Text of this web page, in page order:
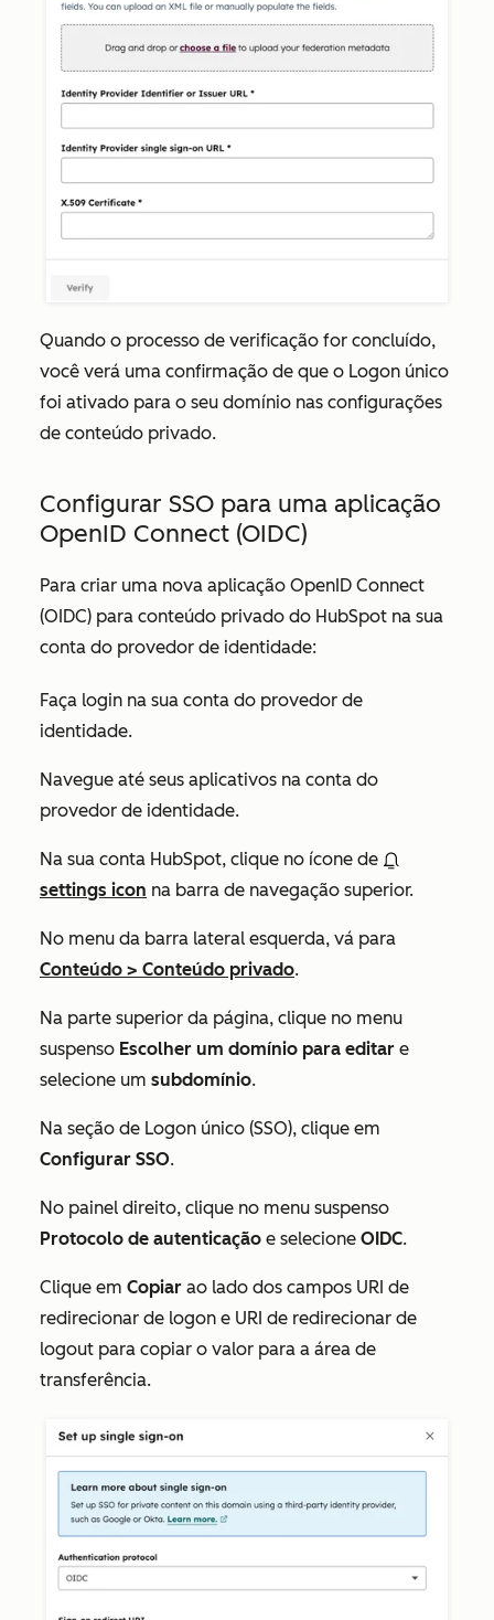
Quando o processo de verificação for concluído,
você verá uma confirmação de que o Logon único
foi ativado para o seu domínio nas configurações
de conteúdo privado.
Configurar SSO para uma aplicação
OpenID Connect (OIDC)
Para criar uma nova aplicação OpenID Connect
(OIDC) para conteúdo privado do HubSpot na sua
conta do provedor de identidade:
Faça login na sua conta do provedor de
identidade.
Navegue até seus aplicativos na conta do
provedor de identidade.
Na sua conta HubSpot, clique no ícone de
settings icon na barra de navegação superior.
No menu da barra lateral esquerda, vá para
Conteúdo > Conteúdo privado.
Na parte superior da página, clique no menu
suspenso Escolher um domínio para editar e
selecione um subdomínio.
Na seção de Logon único (SSO), clique em
Configurar SSO.
No painel direito, clique no menu suspenso
Protocolo de autenticação e selecione OIDC.
Clique em Copiar ao lado dos campos URI de
redirecionar de logon e URI de redirecionar de
logout para copiar o valor para a área de
transferência.